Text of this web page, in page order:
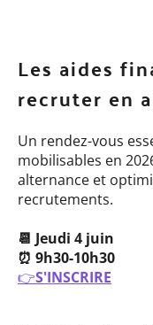
Les aides
recruter en
Un rendez-vous
mobilisables en
alternance et
recrutements.
📆 Jeudi 4 juin
⏰ 9h30-10h30
👉S'INSCRIRE